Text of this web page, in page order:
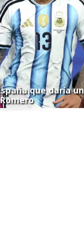
que daría